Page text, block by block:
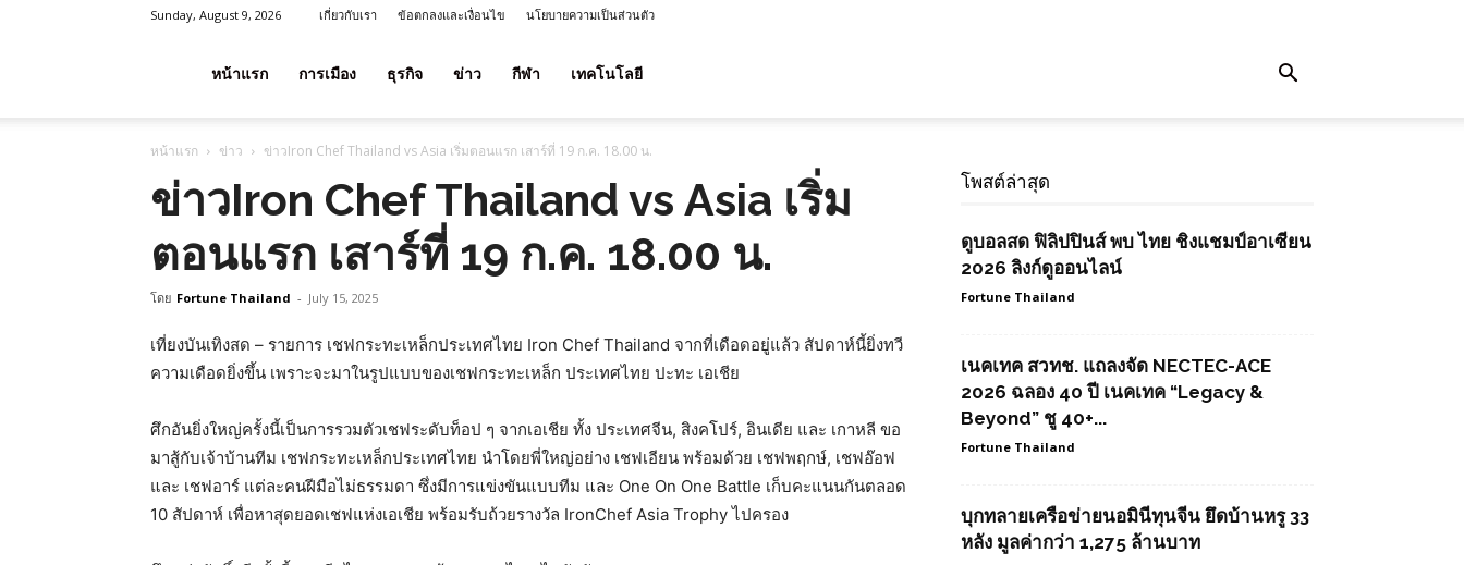
Sunday, August 9, 2026 เกี่ยวกับเรา ข้อตกลงและเงื่อนไข นโยบายความเป็นส่วนตัว
ลาภ
ประเทศไทย
หน้าแรก การเมือง ธุรกิจ ข่าว กีฬา เทคโนโลยี
หน้าแรก ข่าว ข่าวIron Chef Thailand vs Asia เริ่มตอนแรก เสาร์ที่ 19 ก.ค. 18.00 น.
ข่าวIron Chef Thailand vs Asia เริ่ม
ตอนแรก เสาร์ที่ 19 ก.ค. 18.00 น.
โดย Fortune Thailand - July 15, 2025
เที่ยงบันเทิงสด – รายการ เชฟกระทะเหล็กประเทศไทย Iron Chef Thailand จากที่เดือดอยู่แล้ว สัปดาห์นี้ยิ่งทวี
ความเดือดยิ่งขึ้น เพราะจะมาในรูปแบบของเชฟกระทะเหล็ก ประเทศไทย ปะทะ เอเชีย
ศึกอันยิ่งใหญ่ครั้งนี้เป็นการรวมตัวเชฟระดับท็อป ๆ จากเอเชีย ทั้ง ประเทศจีน, สิงคโปร์, อินเดีย และ เกาหลี ขอ
มาสู้กับเจ้าบ้านทีม เชฟกระทะเหล็กประเทศไทย นำโดยพี่ใหญ่อย่าง เชฟเอียน พร้อมด้วย เชฟพฤกษ์, เชฟอ๊อฟ
และ เชฟอาร์ แต่ละคนฝีมือไม่ธรรมดา ซึ่งมีการแข่งขันแบบทีม และ One On One Battle เก็บคะแนนกันตลอด
10 สัปดาห์ เพื่อหาสุดยอดเชฟแห่งเอเชีย พร้อมรับถ้วยรางวัล IronChef Asia Trophy ไปครอง
โพสต์ล่าสุด
ดูบอลสด ฟิลิปปินส์ พบ ไทย ชิงแชมป์อาเซียน
2026 ลิงก์ดูออนไลน์
Fortune Thailand
เนคเทค สวทช. แถลงจัด NECTEC-ACE
2026 ฉลอง 40 ปี เนคเทค “Legacy &
Beyond” ชู 40+...
Fortune Thailand
บุกทลายเครือข่ายนอมินีทุนจีน ยึดบ้านหรู 33
หลัง มูลค่ากว่า 1,275 ล้านบาท